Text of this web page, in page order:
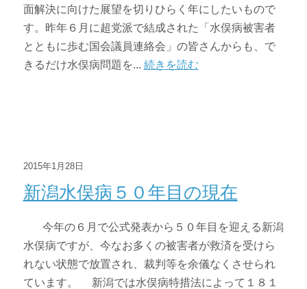
面解決に向けた展望を切りひらく年にしたいもので
す。昨年６月に超党派で結成された「水俣病被害者
とともに歩む国会議員連絡会」の皆さんからも、で
きるだけ水俣病問題を... 続きを読む
2015年1月28日
新潟水俣病５０年目の現在
今年の６月で公式発表から５０年目を迎える新潟
水俣病ですが、今なお多くの被害者が救済を受けら
れない状態で放置され、裁判等を余儀なくさせられ
ています。 新潟では水俣病特措法によって１８１